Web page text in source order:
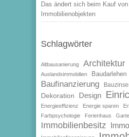
Das ändert sich beim Kauf von
Immobilienobjekten
Schlagwörter
Altbausanierung Architektur
Auslandsimmobilien Baudarlehen
Baufinanzierung
Dekoration Design
Energieeffizienz Energie sparen
Farbpsychologie
Ferienhaus
Immobilienbesitz